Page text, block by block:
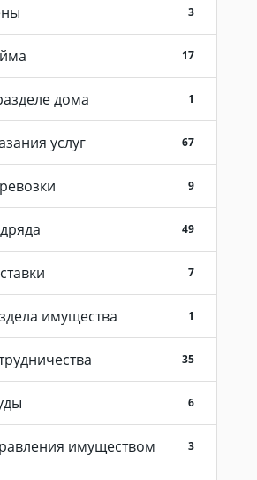
3
17
дома 1
услуг 67
9
49
7
имущества 1
35
6
имуществом 3